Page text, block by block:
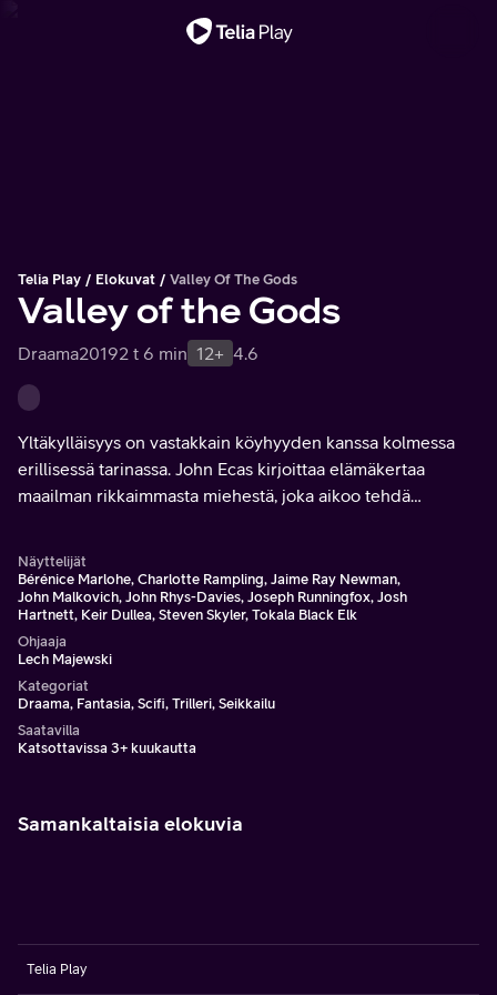
Telia Play Elokuvat Valley Of The Gods
Valley of the Gods
Draama20192 t 6 min 12+ 4.6
Yltäkylläisyys on vastakkain köyhyyden kanssa kolmessa
erillisessä tarinassa. John Ecas kirjoittaa elämäkertaa
maailman rikkaimmasta miehestä, joka aikoo tehdä
Näyttelijät
Bérénice Marlohe, Charlotte Rampling, Jaime Ray Newman,
John Malkovich, John Rhys-Davies, Joseph Runningfox, Josh
Hartnett, Keir Dullea, Steven Skyler, Tokala Black Elk
Ohjaaja
Lech Majewski
Kategoriat
Draama, Fantasia, Scifi, Trilleri, Seikkailu
Saatavilla
Katsottavissa 3+ kuukautta
Samankaltaisia elokuvia
Telia Play